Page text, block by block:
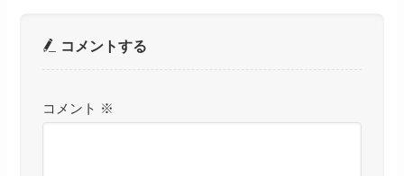
コメントする
コメント ※